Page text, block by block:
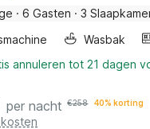
· 6 Gasten · 3
Wasbak
annuleren tot 21 dagen
per nacht €258 40% korting